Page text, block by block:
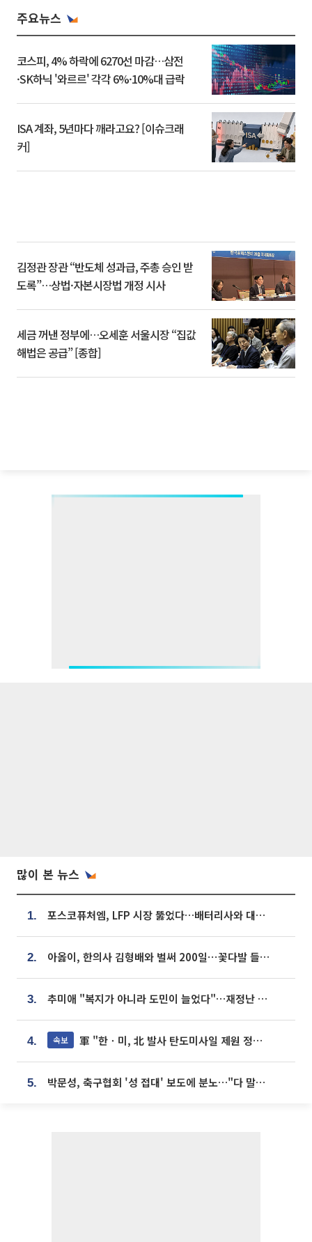
주요뉴스
코스피, 4% 하락에 6270선 마감…삼전
·SK하닉 '와르르' 각각 6%·10%대 급락
ISA 계좌, 5년마다 깨라고요? [이슈크래
커]
김정관 장관 “반도체 성과급, 주총 승인 받
도록”…상법·자본시장법 개정 시사
세금 꺼낸 정부에…오세훈 서울시장 “집값
해법은 공급” [종합]
많이 본 뉴스
1. 포스코퓨처엠, LFP 시장 뚫었다…배터리사와 대규모 장기 공급 합의
2. 아옳이, 한의사 김형배와 벌써 200일⋯꽃다발 들고 "프러포즈 아냐"
3. 추미애 "복지가 아니라 도민이 늘었다"…재정난 책임론 정면돌파
4. 속보 軍 "한ㆍ미, 北 발사 탄도미사일 제원 정밀분석 중"
5. 박문성, 축구협회 '성 접대' 보도에 분노…"다 말아먹으려고 작정했나"